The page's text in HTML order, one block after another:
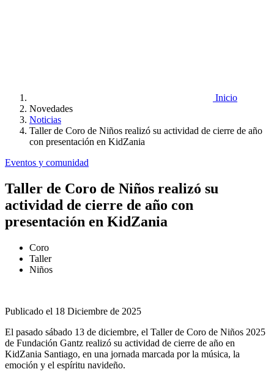
Inicio
Novedades
Noticias
Taller de Coro de Niños realizó su actividad de cierre de año
con presentación en KidZania
Eventos y comunidad
Taller de Coro de Niños realizó su
actividad de cierre de año con
presentación en KidZania
Coro
Taller
Niños
Publicado el 18 Diciembre de 2025
El pasado sábado 13 de diciembre, el Taller de Coro de Niños 2025
de Fundación Gantz realizó su actividad de cierre de año en
KidZania Santiago, en una jornada marcada por la música, la
emoción y el espíritu navideño.